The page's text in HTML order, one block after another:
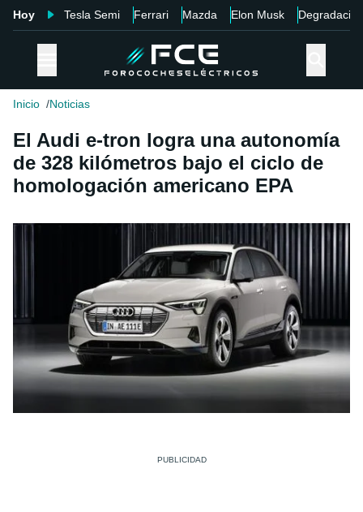
Hoy Tesla Semi Ferrari Mazda Elon Musk Degradación
Inicio Noticias
El Audi e-tron logra una autonomía
de 328 kilómetros bajo el ciclo de
homologación americano EPA